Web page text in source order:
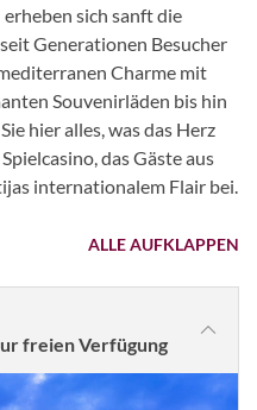
sich sanft die
Generationen Besucher
Charme mit
Souvenirläden bis hin
hier alles, was das Herz
das Gäste aus
internationalem Flair bei.
ALLE AUFKLAPPEN
freien Verfügung